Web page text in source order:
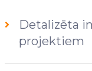
Detalizēta
projektiem